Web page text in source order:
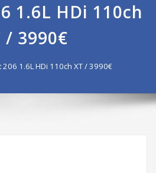
1.6L HDi 110ch
/ 3990€
206 1.6L HDi 110ch XT / 3990€